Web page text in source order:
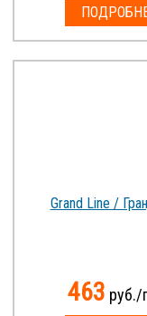
Grand Line /
463 руб./